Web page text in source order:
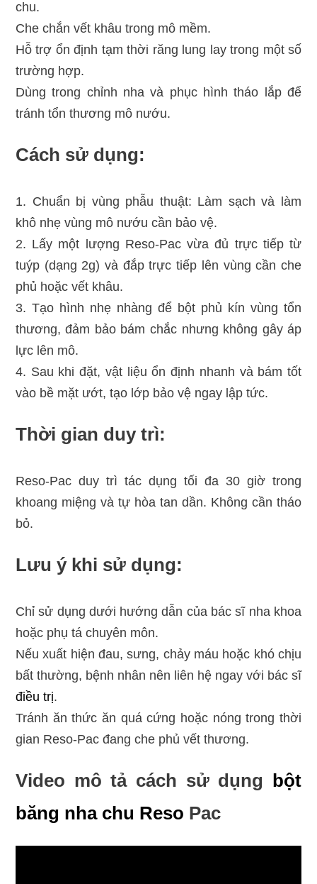
chu.
Che chắn vết khâu trong mô mềm.
Hỗ trợ ổn định tạm thời răng lung lay trong một số
trường hợp.
Dùng trong chỉnh nha và phục hình tháo lắp để
tránh tổn thương mô nướu.
Cách sử dụng:
1. Chuẩn bị vùng phẫu thuật: Làm sạch và làm
khô nhẹ vùng mô nướu cần bảo vệ.
2. Lấy một lượng Reso-Pac vừa đủ trực tiếp từ
tuýp (dạng 2g) và đắp trực tiếp lên vùng cần che
phủ hoặc vết khâu.
3. Tạo hình nhẹ nhàng để bột phủ kín vùng tổn
thương, đảm bảo bám chắc nhưng không gây áp
lực lên mô.
4. Sau khi đặt, vật liệu ổn định nhanh và bám tốt
vào bề mặt ướt, tạo lớp bảo vệ ngay lập tức.
Thời gian duy trì:
Reso-Pac duy trì tác dụng tối đa 30 giờ trong
khoang miệng và tự hòa tan dần. Không cần tháo
bỏ.
Lưu ý khi sử dụng:
Chỉ sử dụng dưới hướng dẫn của bác sĩ nha khoa
hoặc phụ tá chuyên môn.
Nếu xuất hiện đau, sưng, chảy máu hoặc khó chịu
bất thường, bệnh nhân nên liên hệ ngay với bác sĩ
điều trị.
Tránh ăn thức ăn quá cứng hoặc nóng trong thời
gian Reso-Pac đang che phủ vết thương.
Video mô tả cách sử dụng bột
băng nha chu Reso Pac